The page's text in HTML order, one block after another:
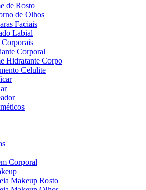
de Rosto
de Olhos
Faciais
Labial
Corporal
Hidratante Corpo
Celulite
Corporal
Makeup Rosto